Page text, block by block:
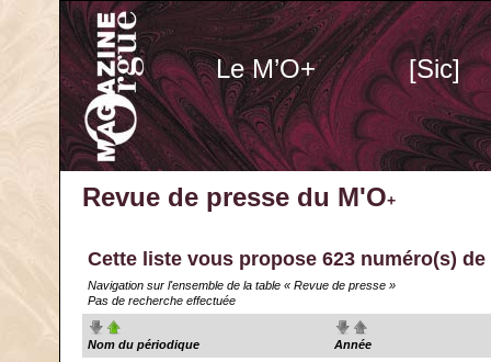
Le M’O+ [Sic]
Revue de presse du M'O+
Cette liste vous propose 623 numéro(s) de
Navigation sur l'ensemble de la table « Revue de presse »
Pas de recherche effectuée
Nom du périodique Année